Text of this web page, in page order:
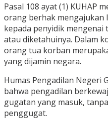
Pasal 108 ayat (1) KUHAP
orang berhak mengajukan
kepada penyidik mengenai
atau diketahuinya. Dalam
orang tua korban
yang dijamin negara.
Humas Pengadilan Negeri
bahwa pengadilan
gugatan yang masuk,
penggugat.